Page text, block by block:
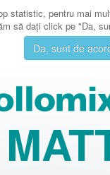
statistic, pentru mai
să daţi click pe "Da,
Da, sunt de